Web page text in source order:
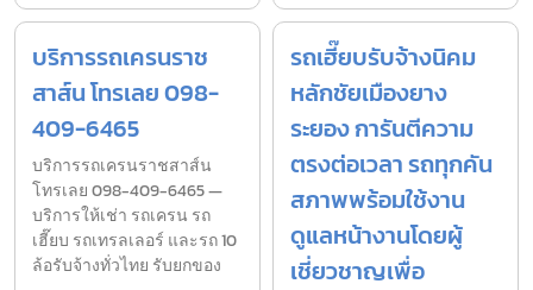
บริการรถเครนราช
สาส์น โทรเลย 098-
409-6465
บริการรถเครนราชสาส์น
โทรเลย 098-409-6465 —
บริการให้เช่า รถเครน รถ
เฮี๊ยบ รถเทรลเลอร์ และรถ 10
ล้อรับจ้างทั่วไทย รับยกของ
รถเฮี๊ยบรับจ้างนิคม
หลักชัยเมืองยาง
ระยอง การันตีความ
ตรงต่อเวลา รถทุกคัน
สภาพพร้อมใช้งาน
ดูแลหน้างานโดยผู้
เชี่ยวชาญเพื่อ